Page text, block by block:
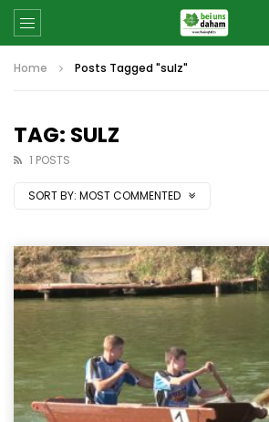
Home Posts Tagged "sulz"
TAG: SULZ
1 POSTS
SORT BY: MOST COMMENTED